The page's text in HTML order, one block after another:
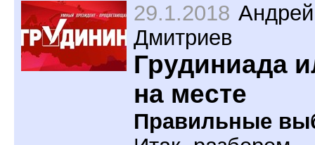
29.1.2018 Андрей
Дмитриев
Грудиниада
на месте
Правильные